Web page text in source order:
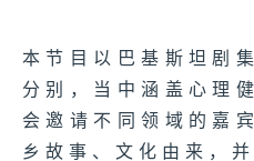
本节目以巴基斯坦剧
分别，当中涵盖心理
会邀请不同领域的嘉
乡故事、文化由来，